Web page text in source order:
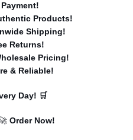
Payment!
Authentic Products!
Shipping!
Returns!
Wholesale Pricing!
& Reliable!
Day! 🛒
Order Now!